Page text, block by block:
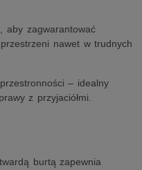
aby zagwarantować
nawet w trudnych
– idealny
z przyjaciółmi.
burtą zapewnia